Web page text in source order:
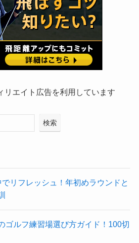
リエイト広告を利用しています
検索
リフレッシュ！年初めラウンドと
ゴルフ練習場選び方ガイド！100切